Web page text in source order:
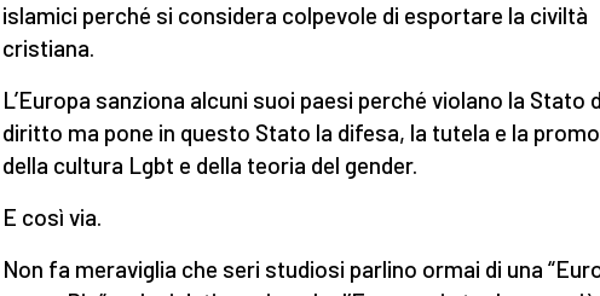
islamici perché si considera colpevole di esportare la civiltà
cristiana.
L’Europa sanziona alcuni suoi paesi perché violano la Stato
diritto ma pone in questo Stato la difesa, la tutela e la
della cultura Lgbt e della teoria del gender.
E così via.
Non fa meraviglia che seri studiosi parlino ormai di una